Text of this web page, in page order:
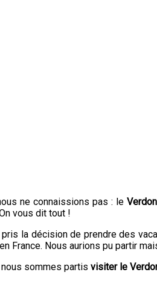
ne connaissions pas : le Verdon
vous dit tout !
la décision de prendre des
Nous aurions pu partir
sommes partis visiter le